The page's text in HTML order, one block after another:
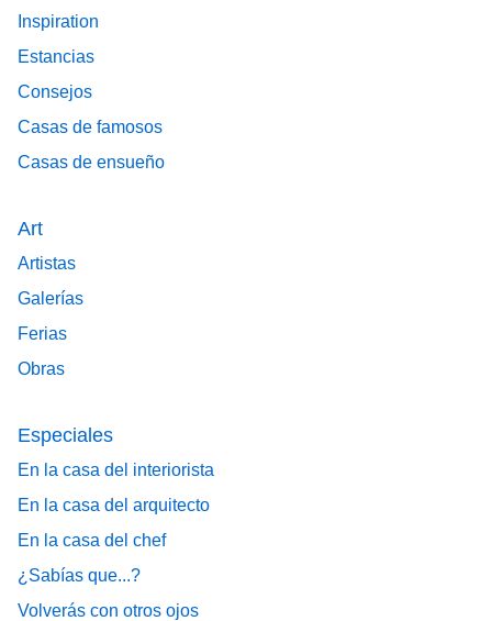
Inspiration
Estancias
Consejos
Casas de famosos
Casas de ensueño
Art
Artistas
Galerías
Ferias
Obras
Especiales
En la casa del interiorista
En la casa del arquitecto
En la casa del chef
¿Sabías que...?
Volverás con otros ojos